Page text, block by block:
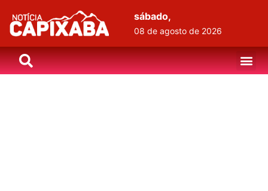
sábado,
08 de agosto de 2026